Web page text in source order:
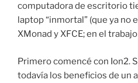
computadora de escritorio
laptop “inmortal” (que ya no
XMonad y XFCE; en el
Primero comencé con Ion2.
todavía los beneficios de un